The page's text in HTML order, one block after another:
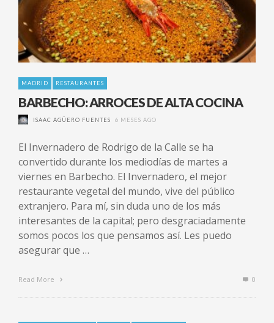
MADRID RESTAURANTES
BARBECHO: ARROCES DE ALTA COCINA
ISAAC AGÜERO FUENTES 6 MESES AGO
El Invernadero de Rodrigo de la Calle se ha
convertido durante los mediodías de martes a
viernes en Barbecho. El Invernadero, el mejor
restaurante vegetal del mundo, vive del público
extranjero. Para mí, sin duda uno de los más
interesantes de la capital; pero desgraciadamente
somos pocos los que pensamos así. Les puedo
asegurar que …
Read More 0